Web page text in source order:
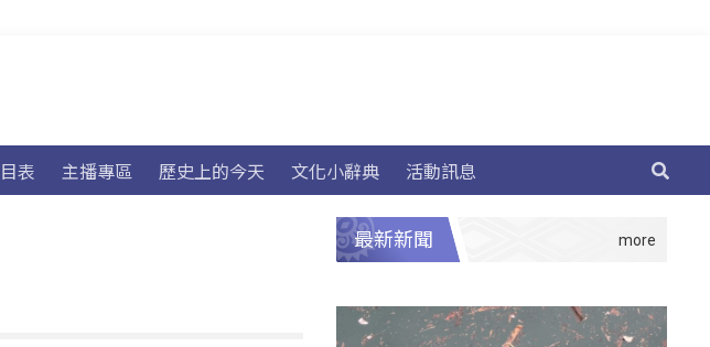
表 主播專區 歷史上的今天 文化小辭典 活動訊息
最新新聞